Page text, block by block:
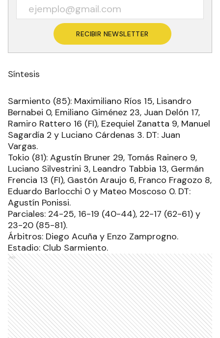
RECIBIR NEWSLETTER
Síntesis
Sarmiento (85): Maximiliano Ríos 15, Lisandro
Bernabei 0, Emiliano Giménez 23, Juan Delón 17,
Ramiro Rattero 16 (FI), Ezequiel Zanatta 9, Manuel
Sagardía 2 y Luciano Cárdenas 3. DT: Juan
Vargas.
Tokio (81): Agustín Bruner 29, Tomás Rainero 9,
Luciano Silvestrini 3, Leandro Tabbia 13, Germán
Frencia 13 (FI), Gastón Araujo 6, Franco Fragozo 8,
Eduardo Barlocchi 0 y Mateo Moscoso 0. DT:
Agustín Ponissi.
Parciales: 24-25, 16-19 (40-44), 22-17 (62-61) y
23-20 (85-81).
Árbitros: Diego Acuña y Enzo Zamprogno.
Estadio: Club Sarmiento.
Ads